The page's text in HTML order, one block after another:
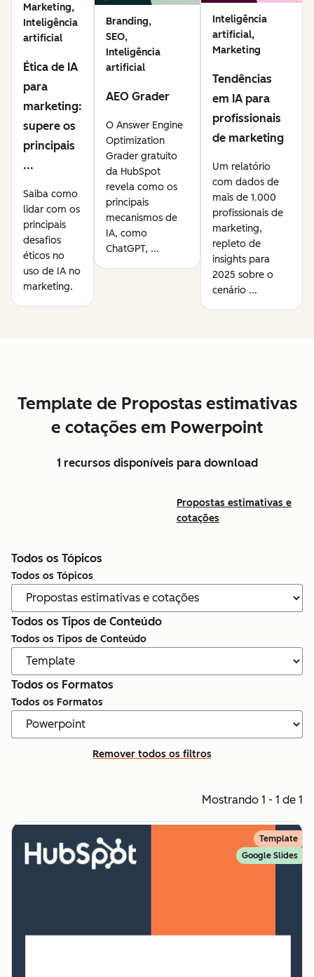
Marketing,
Inteligência
artificial
Ética de IA
para
marketing:
supere os
principais
...
Saiba como
lidar com os
principais
desafios
éticos no
uso de IA no
marketing.
Branding,
SEO,
Inteligência
artificial
AEO Grader
O Answer Engine
Optimization
Grader gratuito
da HubSpot
revela como os
principais
mecanismos de
IA, como
ChatGPT, ...
Inteligência
artificial,
Marketing
Tendências
em IA para
profissionais
de marketing
Um relatório
com dados de
mais de 1.000
profissionais de
marketing,
repleto de
insights para
2025 sobre o
cenário ...
Template de Propostas estimativas
e cotações em Powerpoint
1 recursos disponíveis para download
Propostas estimativas e
cotações
Todos os Tópicos
Todos os Tópicos
Todos os Tipos de Conteúdo
Todos os Tipos de Conteúdo
Todos os Formatos
Todos os Formatos
Remover todos os filtros
Mostrando 1 - 1 de 1
Template
Google Slides